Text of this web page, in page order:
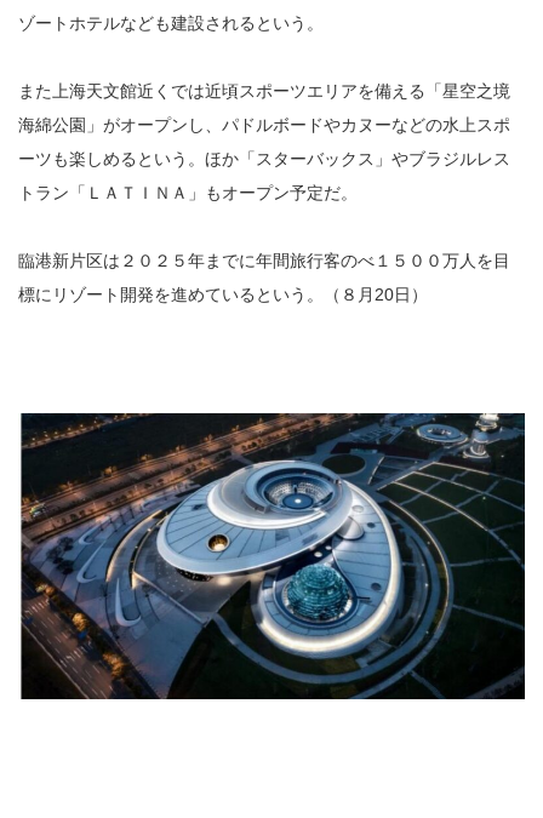
ゾートホテルなども建設されるという。
また上海天文館近くでは近頃スポーツエリアを備える「星空之境
海綿公園」がオープンし、パドルボードやカヌーなどの水上スポ
ーツも楽しめるという。ほか「スターバックス」やブラジルレス
トラン「ＬＡＴＩＮＡ」もオープン予定だ。
臨港新片区は２０２５年までに年間旅行客のべ１５００万人を目
標にリゾート開発を進めているという。（８月20日）